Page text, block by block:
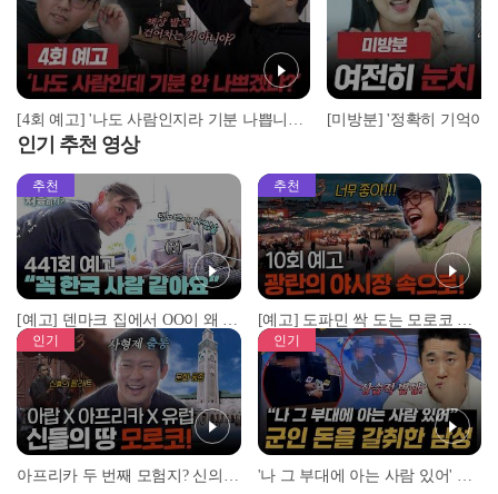
[4회 예고] '나도 사람인지라 기분 나쁩니다!' 조지의 흑화 이유는? | 돌싱N모솔 | 5월 5일 (화) 밤 10시 MBC every1
인기 추천 영상
추천
[예고] 덴마크 집에서 OO이 왜 나와...? 이상할 정도로 한국을 사랑하는 우리 형을 제보합니다!
추천
[예고] 도파민 싹 도는 모로코 야시장 투어!
인기 인기